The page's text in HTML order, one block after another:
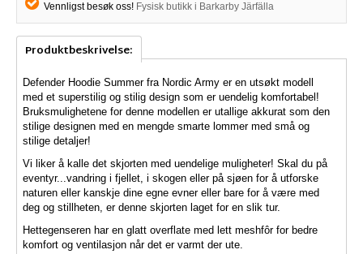
Vennligst besøk oss! Fysisk butikk i Barkarby Järfälla
Produktbeskrivelse:
Defender Hoodie Summer fra Nordic Army er en utsøkt modell
med et superstilig og stilig design som er uendelig komfortabel!
Bruksmulighetene for denne modellen er utallige akkurat som den
stilige designen med en mengde smarte lommer med små og
stilige detaljer!
Vi liker å kalle det skjorten med uendelige muligheter! Skal du på
eventyr...vandring i fjellet, i skogen eller på sjøen for å utforske
naturen eller kanskje dine egne evner eller bare for å være med
deg og stillheten, er denne skjorten laget for en slik tur.
Hettegenseren har en glatt overflate med lett meshfôr for bedre
komfort og ventilasjon når det er varmt der ute.